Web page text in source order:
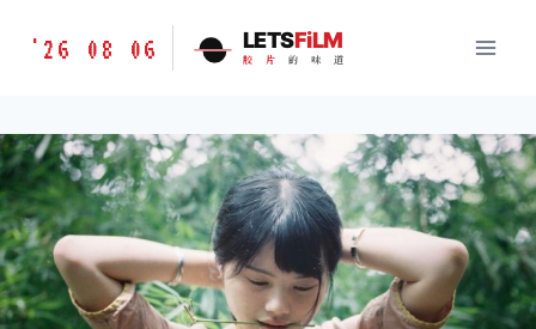
胶
味
道
LETSFILM
'26 08 06 LETSFiLM
胶 片 的 味 道